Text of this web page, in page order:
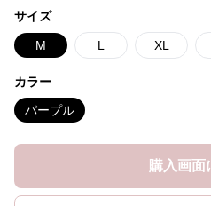
サイズ
M L XL
カラー
パープル
購入画面